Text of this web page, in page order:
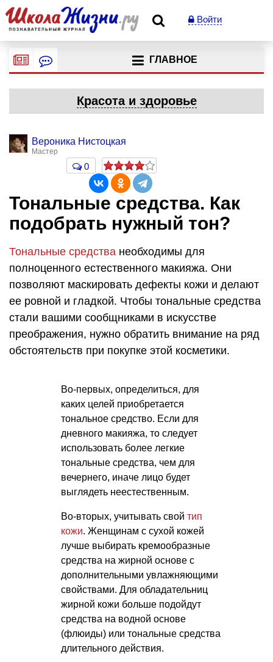
Войти
ГЛАВНОЕ
Красота и здоровье
Вероника Нистоцкая
Мастер
0
Тональные средства. Как
подобрать нужный тон?
Тональные средства необходимы для
полноценного естественного макияжа. Они
позволяют маскировать дефекты кожи и делают
ее ровной и гладкой. Чтобы тональные средства
стали вашими сообщниками в искусстве
преображения, нужно обратить внимание на ряд
обстоятельств при покупке этой косметики.
Во-первых, определиться, для
каких целей приобретается
тональное средство. Если для
дневного макияжа, то следует
использовать более легкие
тональные средства, чем для
вечернего, иначе лицо будет
выглядеть неестественным.
Во-вторых, учитывать свой тип
кожи. Женщинам с сухой кожей
лучше выбирать кремообразные
средства на жирной основе с
дополнительными увлажняющими
свойствами. Для обладательниц
жирной кожи больше подойдут
средства на водной основе
(флюиды) или тональные средства
длительного действия.